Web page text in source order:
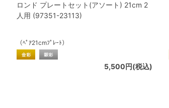
ロンド プレートセット(アソート) 21cm 2
人用 (97351-23113)
（ﾍﾟｱ21cmﾌﾟﾚｰﾄ）
5,500円(税込)